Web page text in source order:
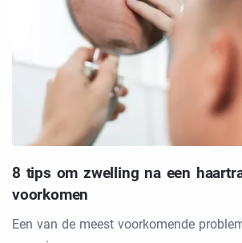
8 tips om zwelling na een
voorkomen
Een van de meest voorkomende